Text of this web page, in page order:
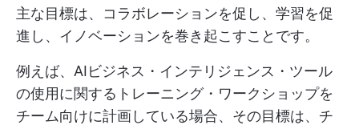
主な目標は、コラボレーションを促し、学習を促
進し、イノベーションを巻き起こすことです。
例えば、AIビジネス・インテリジェンス・ツール
の使用に関するトレーニング・ワークショップを
チーム向けに計画している場合、その目標は、チ